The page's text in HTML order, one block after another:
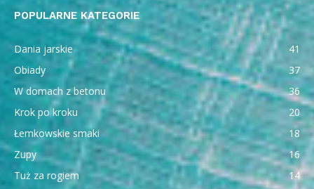
POPULARNE KATEGORIE
Dania jarskie
41
Obiady
37
W domach z betonu
36
Krok po kroku
20
Łemkowskie smaki
18
Zupy
16
Tuż za rogiem
14